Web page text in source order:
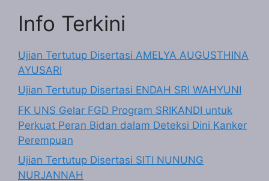
Info Terkini
Ujian Tertutup Disertasi AMELYA AUGUSTHINA
AYUSARI
Ujian Tertutup Disertasi ENDAH SRI WAHYUNI
FK UNS Gelar FGD Program SRIKANDI untuk
Perkuat Peran Bidan dalam Deteksi Dini Kanker
Perempuan
Ujian Tertutup Disertasi SITI NUNUNG
NURJANNAH